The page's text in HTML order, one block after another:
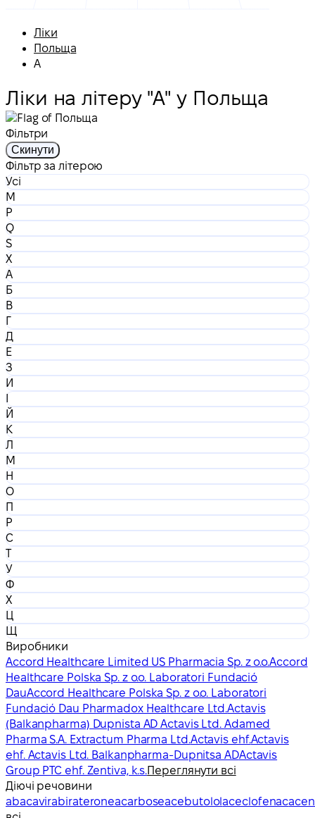
Ліки
Польща
А
Ліки на літеру "А" у Польща
Фільтри
Скинути
Фільтр за літерою
Усі
M
P
Q
S
X
А
Б
В
Г
Д
Е
З
И
І
Й
К
Л
М
Н
О
П
Р
С
Т
У
Ф
Х
Ц
Щ
Виробники
Accord Healthcare Limited US Pharmacia Sp. z o.o.Accord
Healthcare Polska Sp. z o.o. Laboratori Fundació
DauAccord Healthcare Polska Sp. z o.o. Laboratori
Fundació Dau Pharmadox Healthcare Ltd.Actavis
(Balkanpharma) Dupnista AD Actavis Ltd. Adamed
Pharma S.A. Extractum Pharma Ltd.Actavis ehf.Actavis
ehf. Actavis Ltd. Balkanpharma-Dupnitsa ADActavis
Group PTC ehf. Zentiva, k.s.Переглянути всі
Діючі речовини
abacavirabirateroneacarboseacebutololaceclofenac